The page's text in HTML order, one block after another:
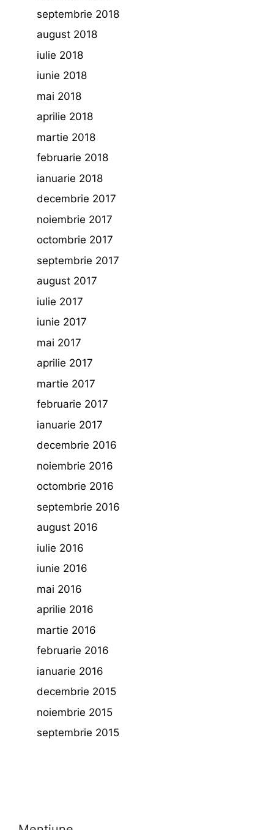
septembrie 2018
august 2018
iulie 2018
iunie 2018
mai 2018
aprilie 2018
martie 2018
februarie 2018
ianuarie 2018
decembrie 2017
noiembrie 2017
octombrie 2017
septembrie 2017
august 2017
iulie 2017
iunie 2017
mai 2017
aprilie 2017
martie 2017
februarie 2017
ianuarie 2017
decembrie 2016
noiembrie 2016
octombrie 2016
septembrie 2016
august 2016
iulie 2016
iunie 2016
mai 2016
aprilie 2016
martie 2016
februarie 2016
ianuarie 2016
decembrie 2015
noiembrie 2015
septembrie 2015